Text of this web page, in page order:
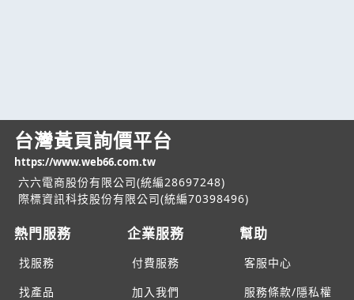
台灣黃頁詢價平台
https://www.web66.com.tw
六六電商股份有限公司(統編28697248)
際標資訊科技股份有限公司(統編70398496)
熱門服務
找服務
找產品
企業服務
付費服務
加入我們
幫助
客服中心
服務條款/隱私權